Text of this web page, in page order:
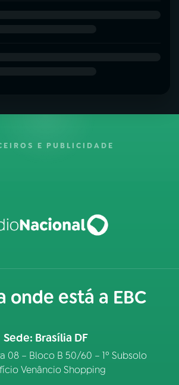
E PUBLICIDADE
onde está a EBC
Sede: Brasília DF
08 – Bloco B 50/60 – 1º Subsolo
Venâncio Shopping